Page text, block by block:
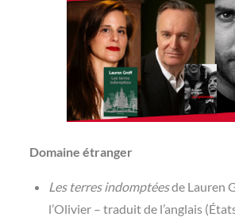
Domaine étranger
Les terres indomptéesde Lauren
l’Olivier – traduit de l’anglais